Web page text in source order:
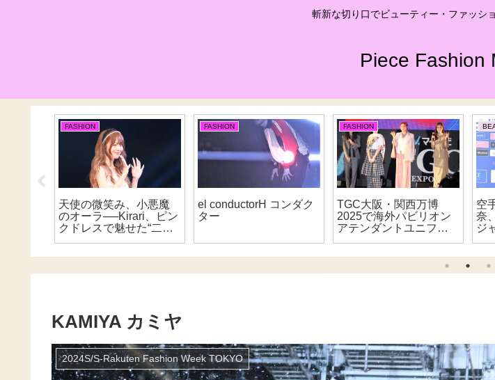
斬新な切り口でビューティー・ファッシ
Piece Fashion
FASHION
天使の微笑み、小悪魔
のオーラ──Kirari、ピン
クドレスで魅せた“二面
FASHION
el conductorH コンダク
ター
FASHION
TGC大阪・関西万博
2025で海外パビリオン
アテンダントユニフォ
み姉妹が藤原紀香との
初対面に大興奮！―
空
奈
ジ
KAMIYA カミヤ
2024S/S-Rakuten Fashion Week TOKYO